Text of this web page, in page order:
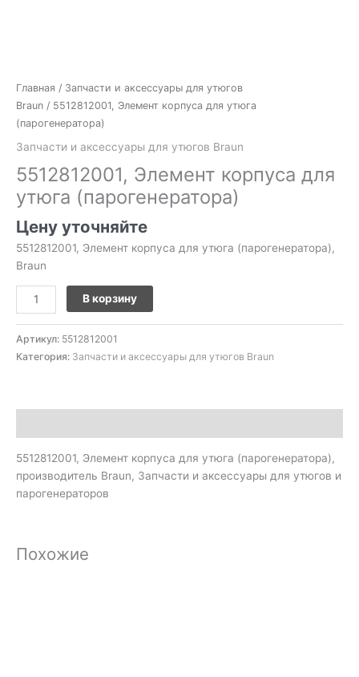
Главная / Запчасти и аксессуары для утюгов
Braun / 5512812001, Элемент корпуса для утюга
(парогенератора)
Запчасти и аксессуары для утюгов Braun
5512812001, Элемент корпуса для
утюга (парогенератора)
Цену уточняйте
5512812001, Элемент корпуса для утюга (парогенератора),
Braun
В корзину
Артикул: 5512812001
Категория: Запчасти и аксессуары для утюгов Braun
5512812001, Элемент корпуса для утюга (парогенератора),
производитель Braun, Запчасти и аксессуары для утюгов и
парогенераторов
Похожие